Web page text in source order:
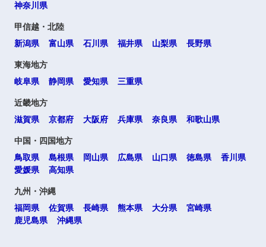
神奈川県
甲信越・北陸
新潟県
富山県 石川県 福井県 山梨県 長野県
東海地方
岐阜県
静岡県 愛知県 三重県
近畿地方
滋賀県
京都府 大阪府 兵庫県 奈良県 和歌山県
中国・四国地方
鳥取県
島根県 岡山県 広島県 山口県 徳島県
香川県
愛媛県
高知県
九州・沖縄
福岡県
佐賀県 長崎県 熊本県 大分県
宮崎県
鹿児島県
沖縄県